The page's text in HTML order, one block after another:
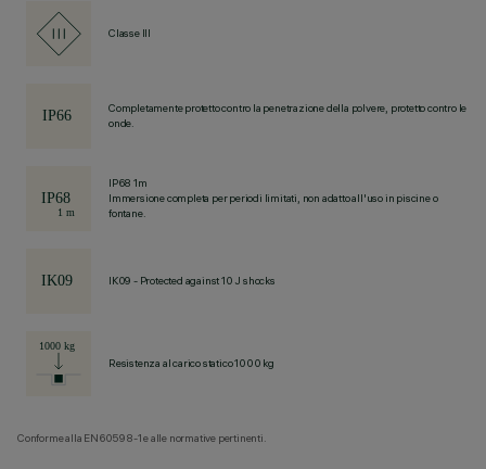
Classe III
Completamente protetto contro la penetrazione della polvere, protetto contro le
onde.
IP68 1m
Immersione completa per periodi limitati, non adatto all'uso in piscine o
fontane.
IK09 - Protected against 10 J shocks
Resistenza al carico statico 1000 kg
Conforme alla EN60598-1 e alle normative pertinenti.